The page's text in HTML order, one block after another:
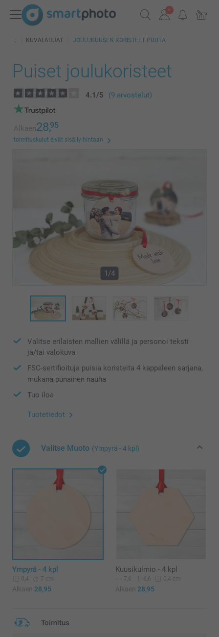
KUVALAHJAT JOULUKUUSEN KORISTEET PUUTA
Puiset joulukoristeet
4.1/5 (9 arvostelut)
Alkaen28,95
toimituskulut eivät sisälly hintaan
1/4
Valitse erilaisten mallien välillä ja personoi teksti
ja/tai valokuva
FSC-sertifioituja puisia koristeita 4 kappaleen sarjana,
mukana punainen nauha
Tuo iloa
Tuotetiedot
Valitse Muoto (Ympyrä - 4 kpl)
Ympyrä - 4 kpl
0,4 7 cm
Alkaen 28,95
Kuusikulmio - 4 kpl
7,6 6,6 0,4 cm
Alkaen 28,95
Toimitus